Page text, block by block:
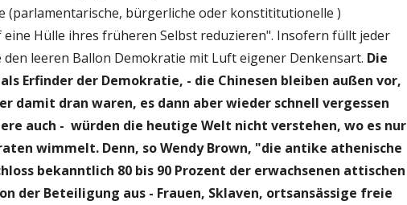
(parlamentarische, bürgerliche oder konstititutionelle )
eine Hülle ihres früheren Selbst reduzieren". Insofern füllt jeder
den leeren Ballon Demokratie mit Luft eigener Denkensart. Die
Erfinder der Demokratie, - die Chinesen bleiben außen vor,
damit dran waren, es dann aber wieder schnell vergessen
auch - würden die heutige Welt nicht verstehen, wo es nur
wimmelt. Denn, so Wendy Brown, "die antike athenische
bekanntlich 80 bis 90 Prozent der erwachsenen attischen
der Beteiligung aus - Frauen, Sklaven, ortsansässige freie